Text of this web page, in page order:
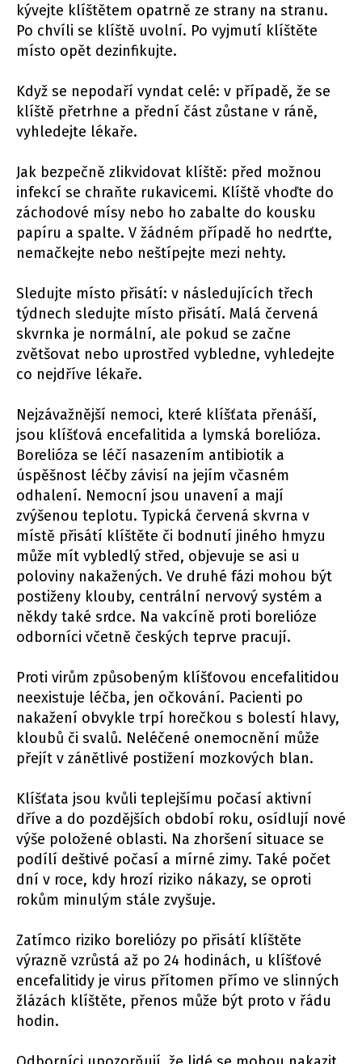
kývejte klíštětem opatrně ze strany na stranu.
Po chvíli se klíště uvolní. Po vyjmutí klíštěte
místo opět dezinfikujte.
Když se nepodaří vyndat celé: v případě, že se
klíště přetrhne a přední část zůstane v ráně,
vyhledejte lékaře.
Jak bezpečně zlikvidovat klíště: před možnou
infekcí se chraňte rukavicemi. Klíště vhoďte do
záchodové mísy nebo ho zabalte do kousku
papíru a spalte. V žádném případě ho nedrťte,
nemačkejte nebo neštípejte mezi nehty.
Sledujte místo přisátí: v následujících třech
týdnech sledujte místo přisátí. Malá červená
skvrnka je normální, ale pokud se začne
zvětšovat nebo uprostřed vybledne, vyhledejte
co nejdříve lékaře.
Nejzávažnější nemoci, které klíšťata přenáší,
jsou klíšťová encefalitida a lymská borelióza.
Borelióza se léčí nasazením antibiotik a
úspěšnost léčby závisí na jejím včasném
odhalení. Nemocní jsou unavení a mají
zvýšenou teplotu. Typická červená skvrna v
místě přisátí klíštěte či bodnutí jiného hmyzu
může mít vybledlý střed, objevuje se asi u
poloviny nakažených. Ve druhé fázi mohou být
postiženy klouby, centrální nervový systém a
někdy také srdce. Na vakcíně proti borelióze
odborníci včetně českých teprve pracují.
Proti virům způsobeným klíšťovou encefalitidou
neexistuje léčba, jen očkování. Pacienti po
nakažení obvykle trpí horečkou s bolestí hlavy,
kloubů či svalů. Neléčené onemocnění může
přejít v zánětlivé postižení mozkových blan.
Klíšťata jsou kvůli teplejšímu počasí aktivní
dříve a do pozdějších období roku, osídlují nové
výše položené oblasti. Na zhoršení situace se
podílí deštivé počasí a mírné zimy. Také počet
dní v roce, kdy hrozí riziko nákazy, se oproti
rokům minulým stále zvyšuje.
Zatímco riziko boreliózy po přisátí klíštěte
výrazně vzrůstá až po 24 hodinách, u klíšťové
encefalitidy je virus přítomen přímo ve slinných
žlázách klíštěte, přenos může být proto v řádu
hodin.